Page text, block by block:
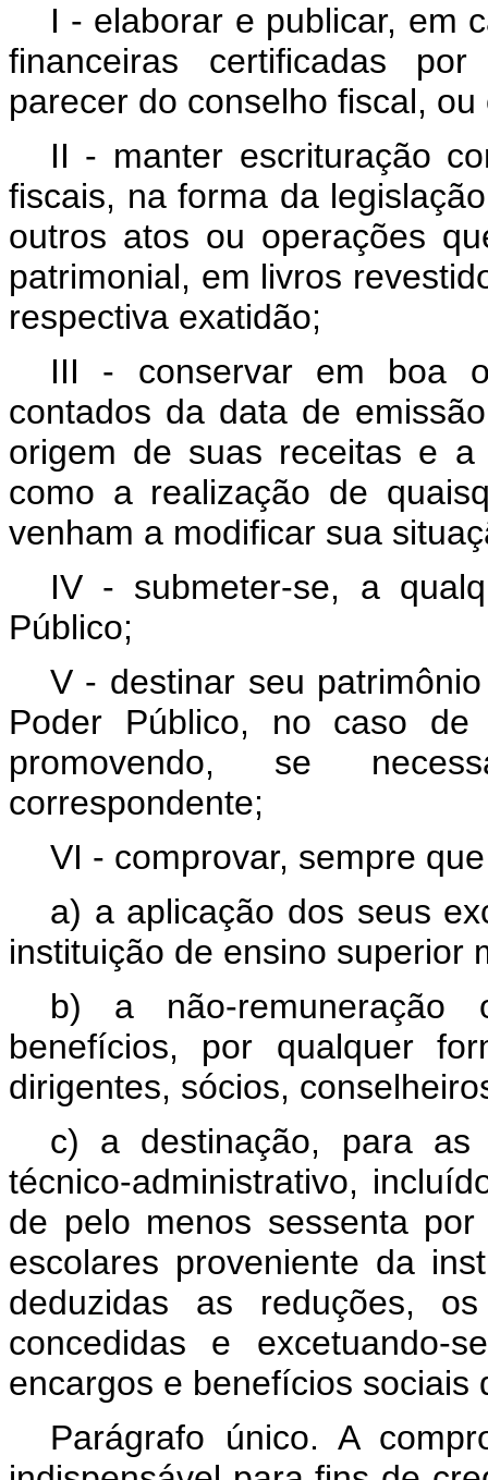
I - elaborar e publicar, em
financeiras certificadas
parecer do conselho fiscal,
II - manter escrituração
fiscais, na forma da
outros atos ou operações
patrimonial, em livros
respectiva exatidão;
III - conservar em boa
contados da data de
origem de suas receitas e
como a realização de
venham a modificar sua
IV - submeter-se, a
Público;
V - destinar seu
Poder Público, no caso de
promovendo, se
correspondente;
VI - comprovar, sempre
a) a aplicação dos seus
instituição de ensino superior
b) a não-remuneração
benefícios, por qualquer
dirigentes, sócios,
c) a destinação, para as
técnico-administrativo,
de pelo menos sessenta
escolares proveniente da
deduzidas as reduções,
concedidas e excetuando-
encargos e benefícios sociais
Parágrafo único. A